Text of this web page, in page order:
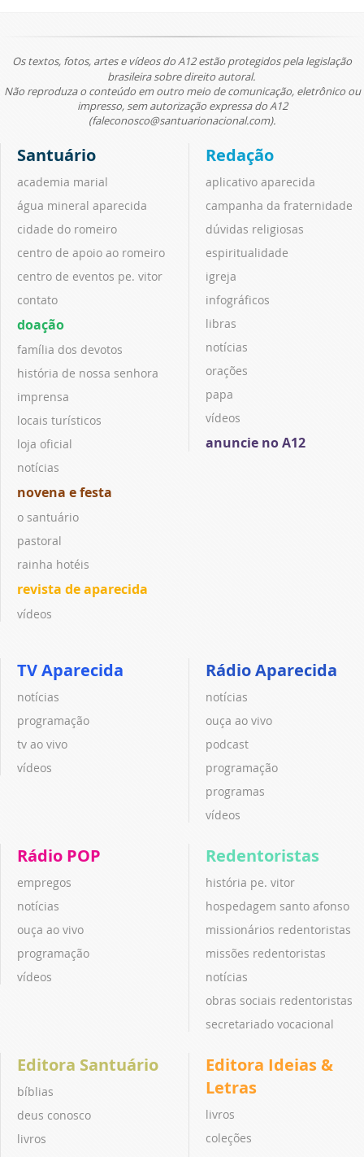
Os textos, fotos, artes e vídeos do A12 estão protegidos pela legislação
brasileira sobre direito autoral.
Não reproduza o conteúdo em outro meio de comunicação, eletrônico ou
impresso, sem autorização expressa do A12
(faleconosco@santuarionacional.com).
Santuário
academia marial
água mineral aparecida
cidade do romeiro
centro de apoio ao romeiro
centro de eventos pe. vitor
contato
doação
família dos devotos
história de nossa senhora
imprensa
locais turísticos
loja oficial
notícias
novena e festa
o santuário
pastoral
rainha hotéis
revista de aparecida
vídeos
Redação
aplicativo aparecida
campanha da fraternidade
dúvidas religiosas
espiritualidade
igreja
infográficos
libras
notícias
orações
papa
vídeos
anuncie no A12
TV Aparecida
notícias
programação
tv ao vivo
vídeos
Rádio Aparecida
notícias
ouça ao vivo
podcast
programação
programas
vídeos
Rádio POP
empregos
notícias
ouça ao vivo
programação
vídeos
Redentoristas
história pe. vitor
hospedagem santo afonso
missionários redentoristas
missões redentoristas
notícias
obras sociais redentoristas
secretariado vocacional
Editora Santuário
bíblias
deus conosco
livros
Editora Ideias &
Letras
livros
coleções